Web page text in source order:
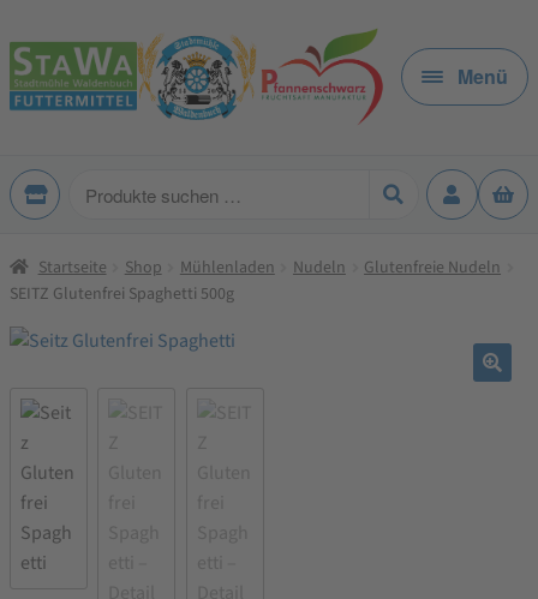
Zur
Navigation
springen
Zum
Inhalt
springen
Menü
Produkte
Startseite Shop Mühlenladen Nudeln
Glutenfreie Nudeln
SEITZ Glutenfrei Spaghetti 500g